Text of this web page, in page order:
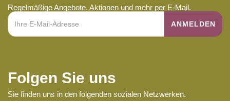
Regelmäßige Angebote, Aktionen und mehr per E-Mail.
Folgen Sie uns
Sie finden uns in den folgenden sozialen Netzwerken.